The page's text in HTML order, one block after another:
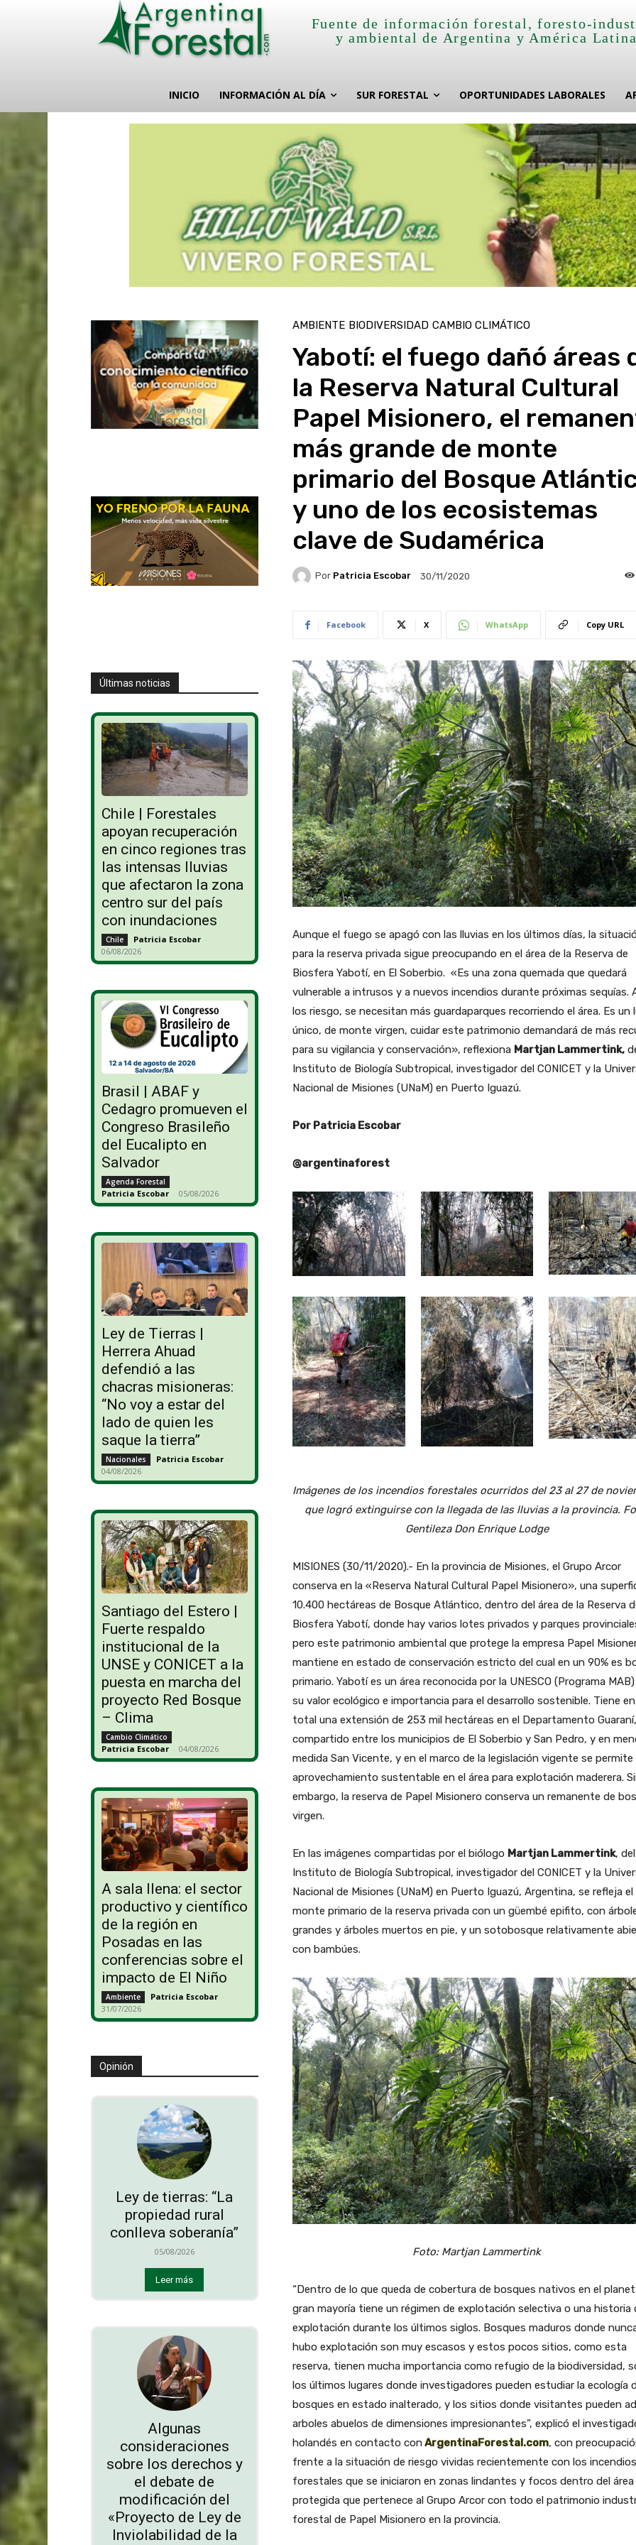
Fuente de información forestal, foresto-
y ambiental de Argentina y América
INICIO INFORMACIÓN AL DÍA SUR FORESTAL OPORTUNIDADES LABORALES
Últimas noticias
Chile | Forestales
apoyan recuperación
en cinco regiones tras
las intensas lluvias
que afectaron la zona
centro sur del país
con inundaciones
Chile Patricia Escobar -
06/08/2026
Brasil | ABAF y
Cedagro promueven el
Congreso Brasileño
del Eucalipto en
Salvador
Agenda Forestal
Patricia Escobar - 05/08/2026
Ley de Tierras |
Herrera Ahuad
defendió a las
chacras misioneras:
“No voy a estar del
lado de quien les
saque la tierra”
Nacionales Patricia Escobar -
04/08/2026
Santiago del Estero |
Fuerte respaldo
institucional de la
UNSE y CONICET a la
puesta en marcha del
proyecto Red Bosque
– Clima
Cambio Climático
Patricia Escobar - 04/08/2026
A sala llena: el sector
productivo y científico
de la región en
Posadas en las
conferencias sobre el
impacto de El Niño
Ambiente Patricia Escobar -
31/07/2026
Opinión
Ley de tierras: “La
propiedad rural
conlleva soberanía”
05/08/2026
Leer más
Algunas
consideraciones
sobre los derechos y
el debate de
modificación del
«Proyecto de Ley de
Inviolabilidad de la
AMBIENTE BIODIVERSIDAD CAMBIO CLIMÁTICO
Yabotí: el fuego dañó áreas
la Reserva Natural Cultural
Papel Misionero, el
más grande de monte
primario del Bosque
y uno de los ecosistemas
clave de Sudamérica
Por Patricia Escobar 30/11/2020
Facebook X WhatsApp Copy URL
Aunque el fuego se apagó con las lluvias en los últimos días, la
para la reserva privada sigue preocupando en el área de la Reserva de
Biosfera Yabotí, en El Soberbio. «Es una zona quemada que quedará
vulnerable a intrusos y a nuevos incendios durante próximas sequías.
los riesgo, se necesitan más guardaparques recorriendo el área. Es un
único, de monte virgen, cuidar este patrimonio demandará de más
para su vigilancia y conservación», reflexiona Martjan Lammertink,
Instituto de Biología Subtropical, investigador del CONICET y la
Nacional de Misiones (UNaM) en Puerto Iguazú.
Por Patricia Escobar
@argentinaforest
Imágenes de los incendios forestales ocurridos del 23 al 27 de
que logró extinguirse con la llegada de las lluvias a la provincia.
Gentileza Don Enrique Lodge
MISIONES (30/11/2020).- En la provincia de Misiones, el Grupo Arcor
conserva en la «Reserva Natural Cultural Papel Misionero», una
10.400 hectáreas de Bosque Atlántico, dentro del área de la Reserva
Biosfera Yabotí, donde hay varios lotes privados y parques
pero este patrimonio ambiental que protege la empresa Papel
mantiene en estado de conservación estricto del cual en un 90% es
primario. Yabotí es un área reconocida por la UNESCO (Programa
su valor ecológico e importancia para el desarrollo sostenible. Tiene en
total una extensión de 253 mil hectáreas en el Departamento Guaraní,
compartido entre los municipios de El Soberbio y San Pedro, y en
medida San Vicente, y en el marco de la legislación vigente se permite
aprovechamiento sustentable en el área para explotación maderera.
embargo, la reserva de Papel Misionero conserva un remanente de
virgen.
En las imágenes compartidas por el biólogo Martjan Lammertink, del
Instituto de Biología Subtropical, investigador del CONICET y la
Nacional de Misiones (UNaM) en Puerto Iguazú, Argentina, se refleja el
monte primario de la reserva privada con un güembé epifito, con
grandes y árboles muertos en pie, y un sotobosque relativamente
con bambúes.
Foto: Martjan Lammertink
“Dentro de lo que queda de cobertura de bosques nativos en el
gran mayoría tiene un régimen de explotación selectiva o una historia
explotación durante los últimos siglos. Bosques maduros donde
hubo explotación son muy escasos y estos pocos sitios, como esta
reserva, tienen mucha importancia como refugio de la biodiversidad,
los últimos lugares donde investigadores pueden estudiar la ecología
bosques en estado inalterado, y los sitios donde visitantes pueden
arboles abuelos de dimensiones impresionantes”, explicó el
holandés en contacto conArgentinaForestal.com, con
frente a la situación de riesgo vividas recientemente con los incendios
forestales que se iniciaron en zonas lindantes y focos dentro del área
protegida que pertenece al Grupo Arcor con todo el patrimonio
forestal de Papel Misionero en la provincia.